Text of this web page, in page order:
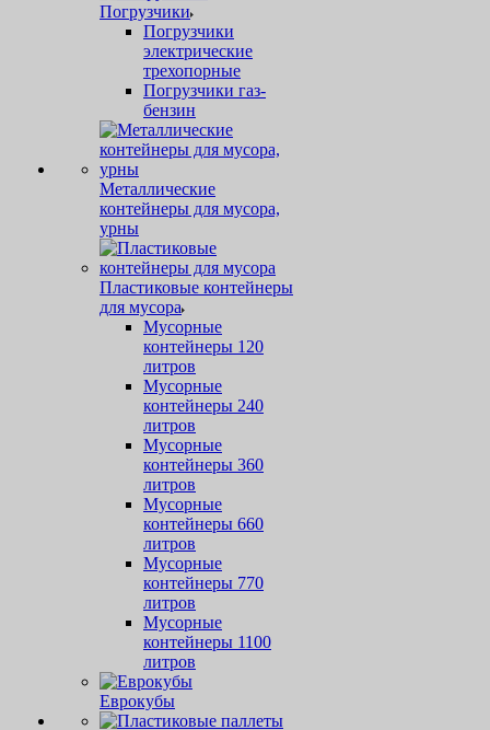
Погрузчики
Погрузчики
электрические
трехопорные
Погрузчики газ-
бензин
Металлические
контейнеры для мусора,
урны
Пластиковые контейнеры
для мусора
Мусорные
контейнеры 120
литров
Мусорные
контейнеры 240
литров
Мусорные
контейнеры 360
литров
Мусорные
контейнеры 660
литров
Мусорные
контейнеры 770
литров
Мусорные
контейнеры 1100
литров
Еврокубы